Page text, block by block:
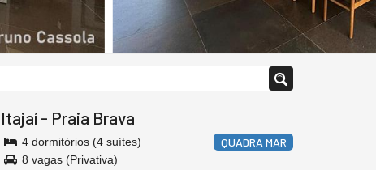
Itajaí - Praia Brava
QUADRA MAR
4 dormitórios (4 suítes)
8 vagas (Privativa)